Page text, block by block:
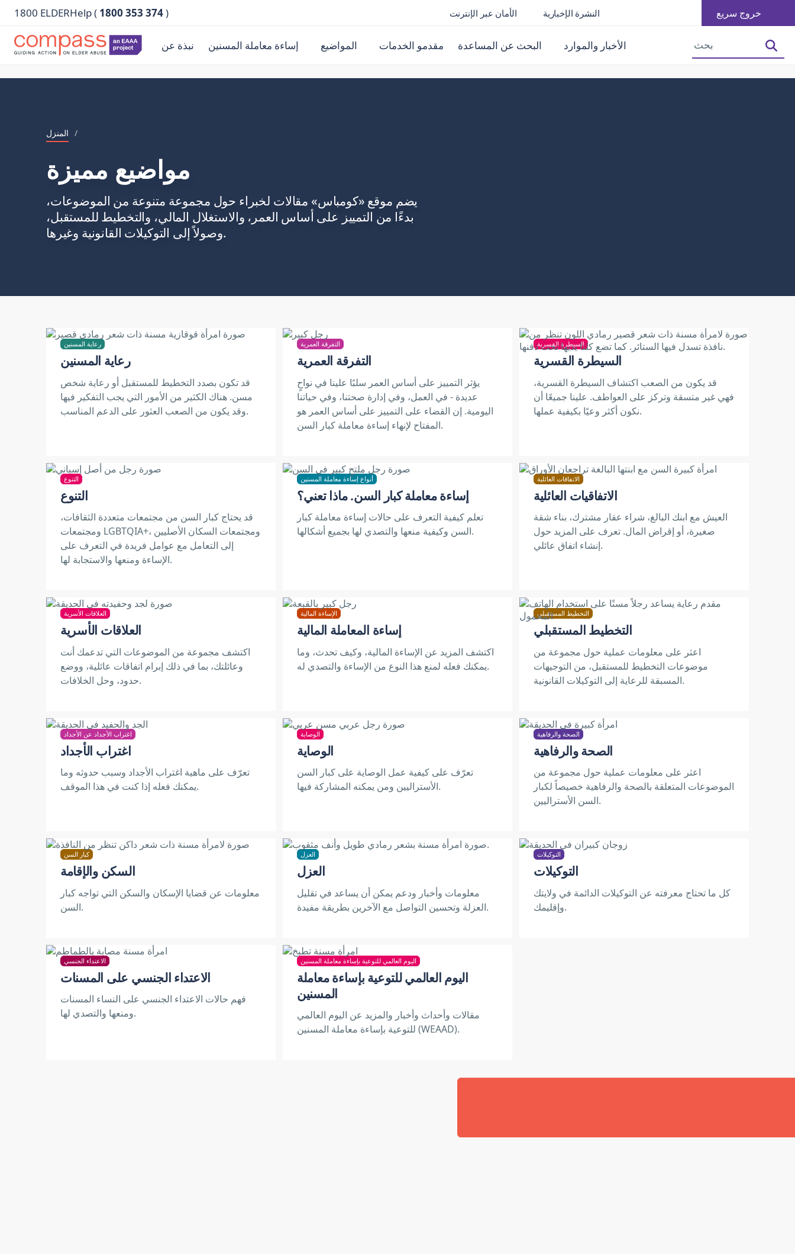
1800 ELDERHelp ( 1800 353 374) الأمان عبر الإنترنت النشرة الإخبارية خروج سريع
نبذة عن إساءة معاملة المسنين المواضيع مقدمو الخدمات البحث عن المساعدة الأخبار والموارد
المنزل /
مواضيع مميزة
يضم موقع «كومباس» مقالات لخبراء حول مجموعة متنوعة من الموضوعات،
بدءًا من التمييز على أساس العمر، والاستغلال المالي، والتخطيط للمستقبل،
وصولاً إلى التوكيلات القانونية وغيرها.
رعاية المسنين
رعاية المسنين
قد تكون بصدد التخطيط للمستقبل أو رعاية شخص
مسن. هناك الكثير من الأمور التي يجب التفكير فيها
وقد يكون من الصعب العثور على الدعم المناسب.
التفرقة العمرية
التفرقة العمرية
يؤثر التمييز على أساس العمر سلبًا علينا في نواحٍ
عديدة - في العمل، وفي إدارة صحتنا، وفي حياتنا
اليومية. إن القضاء على التمييز على أساس العمر هو
المفتاح لإنهاء إساءة معاملة كبار السن.
السيطرة القسرية
السيطرة القسرية
قد يكون من الصعب اكتشاف السيطرة القسرية،
فهي غير متسقة وتركز على العواطف. علينا جميعًا أن
نكون أكثر وعيًا بكيفية عملها.
التنوع
التنوع
قد يحتاج كبار السن من مجتمعات متعددة الثقافات،
ومجتمعات LGBTQIA+، ومجتمعات السكان الأصليين
إلى التعامل مع عوامل فريدة في التعرف على
الإساءة ومنعها والاستجابة لها.
أنواع إساءة معاملة المسنين
إساءة معاملة كبار السن. ماذا تعني؟
تعلم كيفية التعرف على حالات إساءة معاملة كبار
السن وكيفية منعها والتصدي لها بجميع أشكالها.
الاتفاقات العائلية
الاتفاقيات العائلية
العيش مع ابنك البالغ، شراء عقار مشترك، بناء شقة
صغيرة، أو إقراض المال. تعرف على المزيد حول
إنشاء اتفاق عائلي.
العلاقات الأسرية
العلاقات الأسرية
اكتشف مجموعة من الموضوعات التي تدعمك أنت
وعائلتك، بما في ذلك إبرام اتفاقات عائلية، ووضع
حدود، وحل الخلافات.
الإساءة المالية
إساءة المعاملة المالية
اكتشف المزيد عن الإساءة المالية، وكيف تحدث، وما
يمكنك فعله لمنع هذا النوع من الإساءة والتصدي له.
التخطيط المستقبلي
التخطيط المستقبلي
اعثر على معلومات عملية حول مجموعة من
موضوعات التخطيط للمستقبل، من التوجيهات
المسبقة للرعاية إلى التوكيلات القانونية.
اغتراب الأجداد عن الأجداد
اغتراب الأجداد
تعرّف على ماهية اغتراب الأجداد وسبب حدوثه وما
يمكنك فعله إذا كنت في هذا الموقف.
الوصاية
الوصاية
تعرّف على كيفية عمل الوصاية على كبار السن
الأستراليين ومن يمكنه المشاركة فيها.
الصحة والرفاهية
الصحة والرفاهية
اعثر على معلومات عملية حول مجموعة من
الموضوعات المتعلقة بالصحة والرفاهية خصيصاً لكبار
السن الأستراليين.
كبار السن
السكن والإقامة
معلومات عن قضايا الإسكان والسكن التي تواجه كبار
السن.
العزل
العزل
معلومات وأخبار ودعم يمكن أن يساعد في تقليل
العزلة وتحسين التواصل مع الآخرين بطريقة مفيدة.
التوكيلات
التوكيلات
كل ما تحتاج معرفته عن التوكيلات الدائمة في ولايتك
وإقليمك.
الاعتداء الجنسي
الاعتداء الجنسي على المسنات
فهم حالات الاعتداء الجنسي على النساء المسنات
ومنعها والتصدي لها.
اليوم العالمي للتوعية بإساءة معاملة المسنين
اليوم العالمي للتوعية بإساءة معاملة
المسنين
مقالات وأحداث وأخبار والمزيد عن اليوم العالمي
للتوعية بإساءة معاملة المسنين (WEAAD).